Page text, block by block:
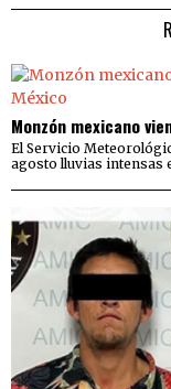
Monzón mexicano
El Servicio
agosto lluvias intensas